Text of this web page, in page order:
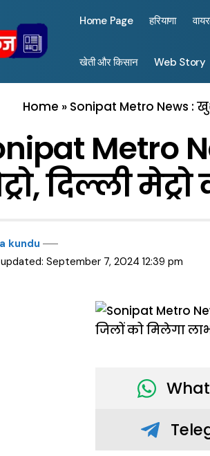
Home Page हरियाणा
खेती और किसान Web Story
Home » Sonipat Metro News :
Metro
दिल्ली
September 7, 2024 12:39 pm
kundu